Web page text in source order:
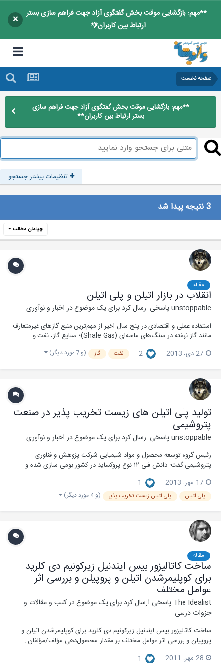
**مهم: بازگشایی موقت بخش گفتگوی آزاد جهت فراهم سازی بستر
ارتباط بین کاربران**
×
صفحه نخست
**مهم: بازگشایی موقت بخش گفتگوی آزاد جهت فراهم سازی
بستر ارتباط بین کاربران**
تنظیمات بیشتر جستجو
چیدمان مطالب
مقاله
انقلاب در بازار اتیلن و پلی اتیلن
unstoppableپاسخی ارسال کرد برای یک موضوع دراخبار و نوآوری
استفاده عملی و اقتصادی در پنج سال اخیر از مهم‌ترین منبع گازهای غیرمتعارف
مانند گاز نهفته در سنگ‌های ماسه‌ای (Shale Gas)؛ صنایع گاز، نفت و
ضمن آشنایی با این منابع جدید گاز، تاثیرات افزایش تولید گاز ماسه‌ای بر
27 دی، 2013 2 نفت گاز (و 7 مورد دیگر)
تولید پلی اتیلن های زیست تخریب پذیر در صنعت
پتروشیمی
unstoppableپاسخی ارسال کرد برای یک موضوع دراخبار و نوآوری
رئیس گروه توسعه محصول و مواد شیمیایی شرکت پژوهش و فناوری
پتروشیمی گفت: دانش فنی ١٢ نوع پروکساید در کشور بومی سازی شده و
گزارش خبرنگار اقتصادی باشگاه خبرنگاران، علی رنجی رئیس گروه توسعه
محصول ومواد شیمیایی شرکت پژوهش و فناوری پتر...
17 مهر، 2013 1
پلی اتیلن پلی اتیلن زیست تخریب پذیر (و 4 مورد دیگر)
مقاله
ساخت کاتالیزور بیس ایندنیل زیرکونیم دی کلرید
برای کوپلیمرشدن اتیلن و پروپیلن و بررسی اثر
عوامل مختلف
The Idealistپاسخی ارسال کرد برای یک موضوع درکتب و مقالات و
جزوات درسی
ساخت کاتالیزور بیس ایندنیل زیرکونیم دی کلرید برای کوپلیمرشدن اتیلن و
پروپیلن و بررسی اثر عوامل مختلف بر مقدار محصول‌دهی مؤلف/مؤلفان :
غلامحسین ظهوری , ;
28 مهر، 2011 1